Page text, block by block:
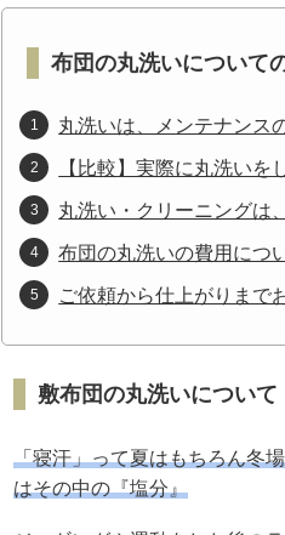
布団の丸洗いについて
丸洗いは、メンテナンス
【比較】実際に丸洗いを
丸洗い・クリーニングは
布団の丸洗いの費用につ
ご依頼から仕上がりまで
敷布団の丸洗いについて
「寝汗」って夏はもちろん冬
はその中の『塩分』